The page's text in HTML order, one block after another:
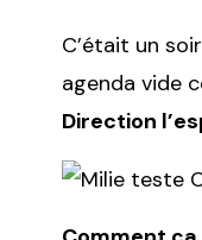
C’était un
agenda vide
Direction